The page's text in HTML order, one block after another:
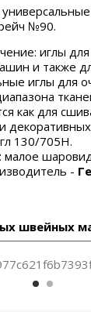
№90.
иглы
и также
иглы для
как для
130/705H.
малое
-
швейных